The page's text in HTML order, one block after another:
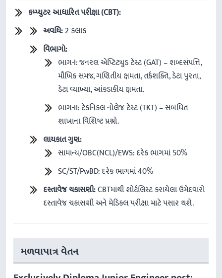
કમ્પ્યુટરઆધારિતપરીક્ષા(CBT):
અવધિ:2 કલાક
વિભાગો:
ભાગ-I: જનરલ એપ્ટિટ્યુડ ટેસ્ટ (GAT) – શબ્દસંપત્તિ,
મૌખિક સમજ, ગણિતીય ક્ષમતા, તર્કશક્તિ, ડેટા પુરતા,
ડેટા વ્યાખ્યા, આંકડાકીય ક્ષમતા.
ભાગ-II: ટેકનિકલ નોલેજ ટેસ્ટ (TKT) – સંબંધિત
શાખાના વિશિષ્ટ પ્રશ્નો.
લાયકાતગુણ:
સામાન્ય/OBC(NCL)/EWS: દરેક ભાગમાં 50%
SC/ST/PwBD: દરેક ભાગમાં 40%
દસ્તાવેજચકાસણી:CBTમાંથી શોર્ટલિસ્ટ કરાયેલા ઉમેદવારો
દસ્તાવેજ ચકાસણી અને મેડિકલ પરીક્ષા માટે પસાર થશે.
મળવાપાત્ર વેતન